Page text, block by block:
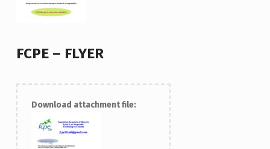
FCPE – FLYER
Download attachment file: